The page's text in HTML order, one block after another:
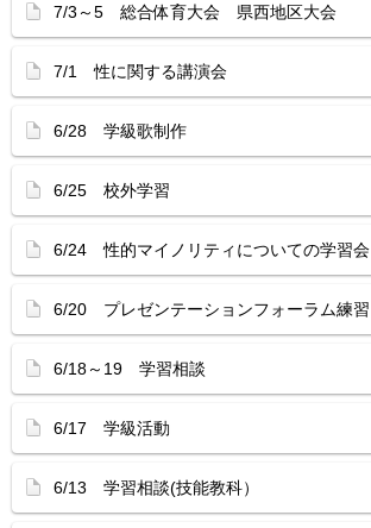
7/3～5 総合体育大会 県西地区大会
7/1 性に関する講演会
6/28 学級歌制作
6/25 校外学習
6/24 性的マイノリティについての学習会
6/20 プレゼンテーションフォーラム練習
6/18～19 学習相談
6/17 学級活動
6/13 学習相談(技能教科）